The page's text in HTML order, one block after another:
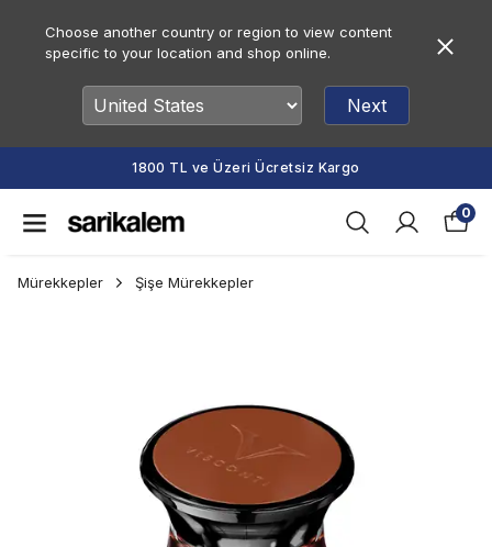
Choose another country or region to view content
specific to your location and shop online.
Next
1800 TL ve Üzeri Ücretsiz Kargo
0
Mürekkepler Şişe Mürekkepler